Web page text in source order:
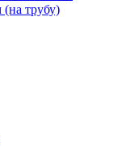
трубу)